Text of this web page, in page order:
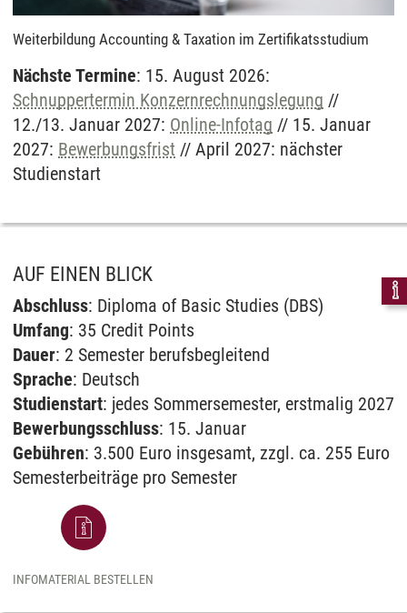
Weiterbildung Accounting & Taxation im Zertifikatsstudium
Nächste Termine: 15. August 2026:
Schnuppertermin Konzernrechnungslegung //
12./13. Januar 2027: Online-Infotag // 15. Januar
2027: Bewerbungsfrist // April 2027: nächster
Studienstart
AUF EINEN BLICK
Abschluss: Diploma of Basic Studies (DBS)
Umfang: 35 Credit Points
Dauer: 2 Semester berufsbegleitend
Sprache: Deutsch
Studienstart: jedes Sommersemester, erstmalig 2027
Bewerbungsschluss: 15. Januar
Gebühren: 3.500 Euro insgesamt, zzgl. ca. 255 Euro
Semesterbeiträge pro Semester
INFOMATERIAL BESTELLEN